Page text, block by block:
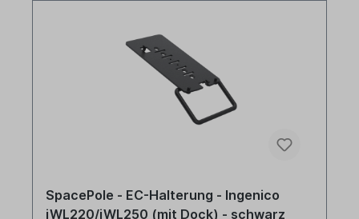
SpacePole - EC-Halterung - Ingenico
iWL220/iWL250 (mit Dock) - schwarz